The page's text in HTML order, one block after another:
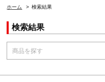
ホーム > 検索結果
検索結果